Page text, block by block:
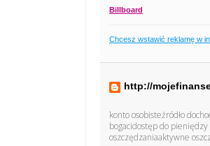
Billboard
Chcesz wstawić reklamę w
http://
konto osobisteźródło
bogacidostęp do
oszczędzaniaaktywne